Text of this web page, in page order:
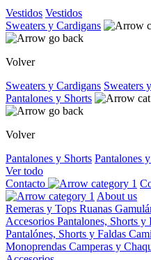
Vestidos Vestidos
Sweaters y Cardigans
Volver
Sweaters y Cardigans Sweaters
Pantalones y Shorts
Volver
Pantalones y Shorts Pantalones
Ver todo
Contacto
About us
Remeras y Tops Ruanas
Accesorios Pantalones, Shorts y
Pantalónes, Shorts y Faldas
Monoprendas Camperas y